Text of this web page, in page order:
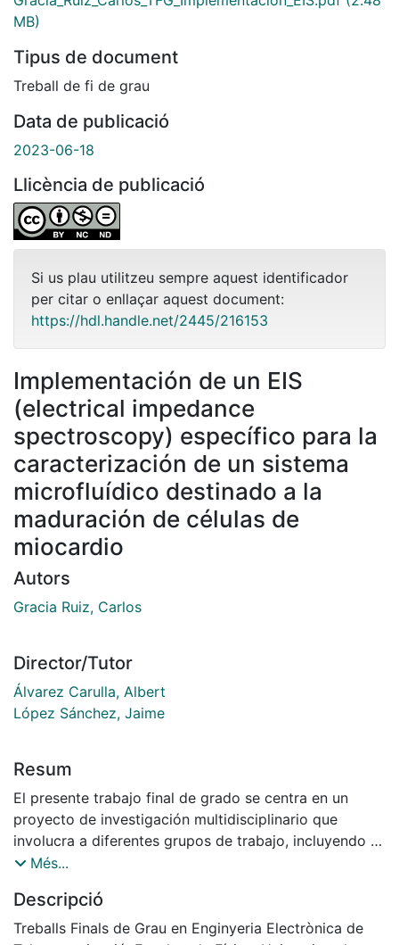
MB)
Tipus de document
Treball de fi de grau
Data de publicació
2023-06-18
Llicència de publicació
Si us plau utilitzeu sempre aquest identificador
per citar o enllaçar aquest document:
https://hdl.handle.net/2445/216153
Implementación de un EIS
(electrical impedance
spectroscopy) específico para la
caracterización de un sistema
microfluídico destinado a la
maduración de células de
miocardio
Autors
Gracia Ruiz, Carlos
Director/Tutor
Álvarez Carulla, Albert
López Sánchez, Jaime
Resum
El presente trabajo final de grado se centra en un
proyecto de investigación multidisciplinario que
involucra a diferentes grupos de trabajo, incluyendo el
área biomédica y la electrónica. El objetivo principal
llamada espectroscopia de impedancia eléctrica (EIS,
por sus siglas en inglés) para el estudio y
Més...
Descripció
Treballs Finals de Grau en Enginyeria Electrònica de